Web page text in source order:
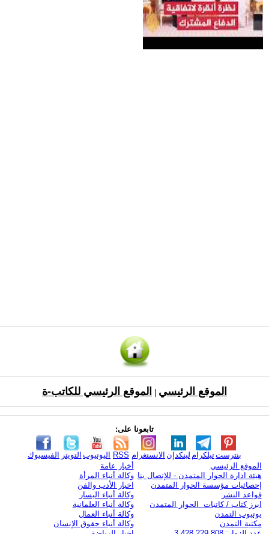
الموقع الرئيسي الموقع الرئيسي للكاتب-ة
تابعونا على:
الفيسبوك التويتر اليوتيوب RSS الانستغرام لينكدإن تيلكرامبنترست
الموقع الرئيسي
هيئة ادارة الحوار المتمدن - للإتصال بنا
إحصائيات مؤسسة الحوار المتمدن
قواعد النشر
ابرز كتاب / كاتبات الحوار المتمدن
يوتيوب التمدن
مكتبة التمدن
أخبار عامة
وكالة أنباء المرأة
اخبار الأدب والفن
وكالة أنباء اليسار
وكالة أنباء العلمانية
وكالة أنباء العمال
وكالة أنباء حقوق الإنسان